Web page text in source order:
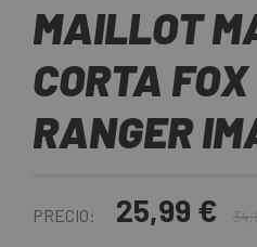
MAILLOT
CORTA
RANGER
PRECIO: 25,99 €